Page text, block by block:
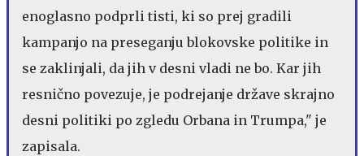
enoglasno podprli tisti, ki so prej gradili
kampanjo na preseganju blokovske politike in
se zaklinjali, da jih v desni vladi ne bo. Kar jih
resnično povezuje, je podrejanje države skrajno
desni politiki po zgledu Orbana in Trumpa," je
zapisala.